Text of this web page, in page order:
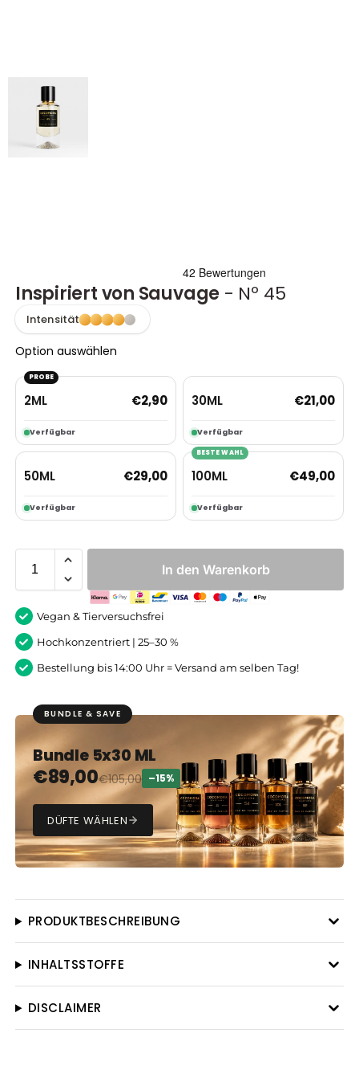
Inspiriert von Sauvage - Nº 45
Intensität
Option auswählen
PROBE
2ML
Verfügbar
€2,90 30ML
Verfügbar
€21,00
50ML
Verfügbar
€29,00
BESTE WAHL
100ML
Verfügbar
€49,00
In den Warenkorb
Vegan & Tierversuchsfrei
Hochkonzentriert | 25–30 %
Bestellung bis 14:00 Uhr = Versand am selben Tag!
BUNDLE & SAVE
Bundle 5x30 ML
€89,00€105,00 –15%
DÜFTE WÄHLEN
PRODUKTBESCHREIBUNG
INHALTSSTOFFE
DISCLAIMER